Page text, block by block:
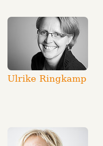
Ulrike Ringkamp